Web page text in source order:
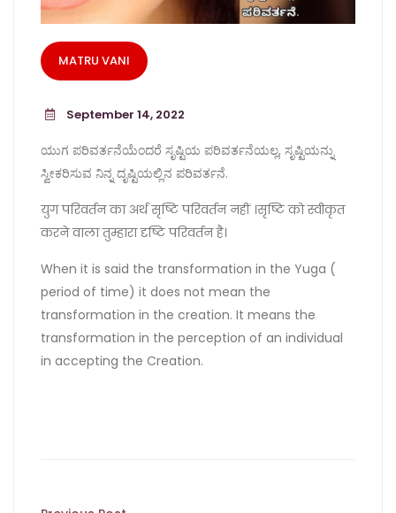
MATRU VANI
September 14, 2022
ಯುಗ ಪರಿವರ್ತನೆಯೆಂದರೆ ಸೃಷ್ಟಿಯ ಪರಿವರ್ತನೆಯಲ್ಲ, ಸೃಷ್ಟಿಯನ್ನು
ಸ್ವೀಕರಿಸುವ ನಿನ್ನ ದೃಷ್ಟಿಯಲ್ಲಿನ ಪರಿವರ್ತನೆ.
युग परिवर्तन का अर्थ सृष्टि परिवर्तन नहीं ।सृष्टि को स्वीकृत
करने वाला तुम्हारा दृष्टि परिवर्तन है।
When it is said the transformation in the Yuga (
period of time) it does not mean the
transformation in the creation. It means the
transformation in the perception of an individual
in accepting the Creation.